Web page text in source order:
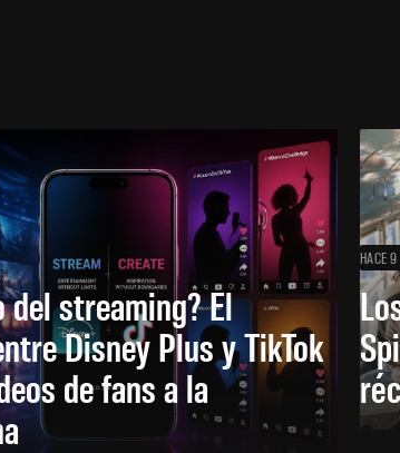
del streaming? El
Disney Plus y TikTok
de fans a la
HACE